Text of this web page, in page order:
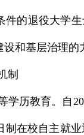
件的退役大学
和基层治理的
制
学历教育。 自
制在校自主就